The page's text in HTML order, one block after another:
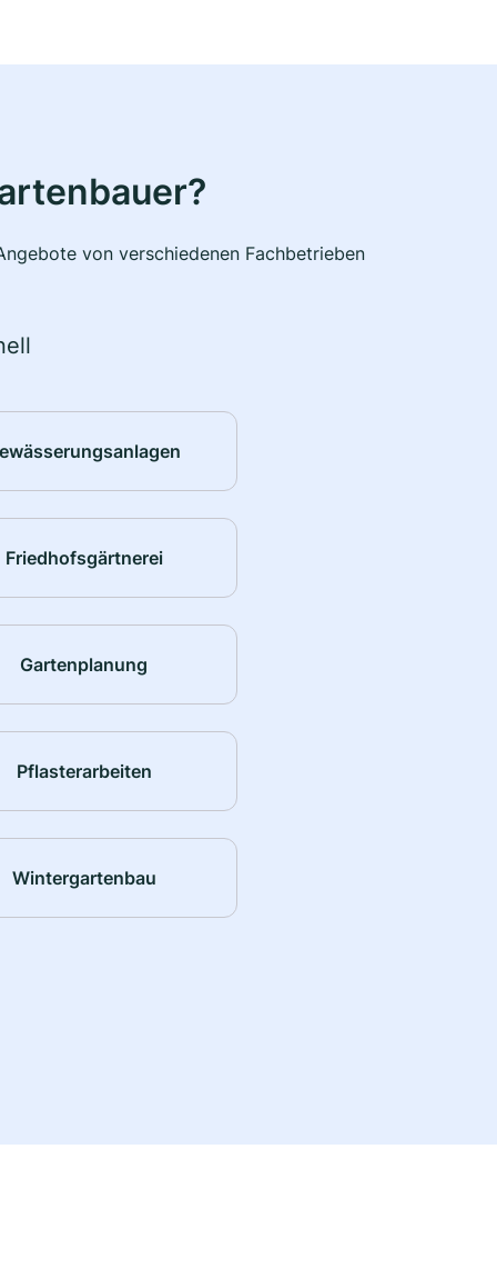
von verschiedenen Fachbetrieben
Friedhofsgärtnerei
Gartenplanung
Pflasterarbeiten
Wintergartenbau